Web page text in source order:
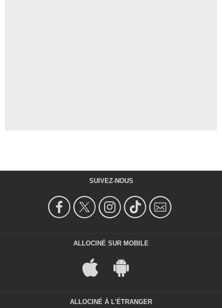
SUIVEZ-NOUS
ALLOCINÉ SUR MOBILE
ALLOCINÉ À L'ÉTRANGER